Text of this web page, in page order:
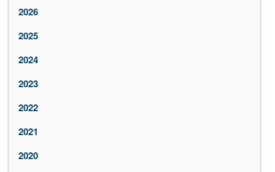
2026
2025
2024
2023
2022
2021
2020